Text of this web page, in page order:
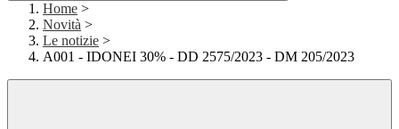
Home >
Novità >
Le notizie >
A001 - IDONEI 30% - DD 2575/2023 - DM 205/2023